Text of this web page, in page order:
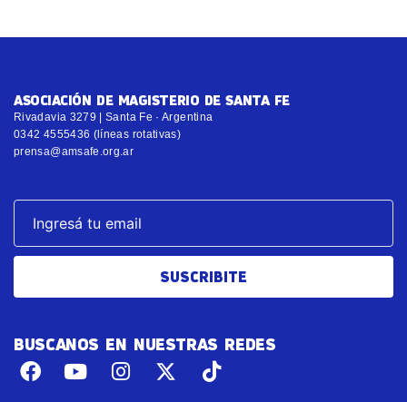
ASOCIACIÓN DE MAGISTERIO DE SANTA FE
Rivadavia 3279 | Santa Fe · Argentina
0342 4555436 (líneas rotativas)
prensa@amsafe.org.ar
SUSCRIBITE
BUSCANOS EN NUESTRAS REDES